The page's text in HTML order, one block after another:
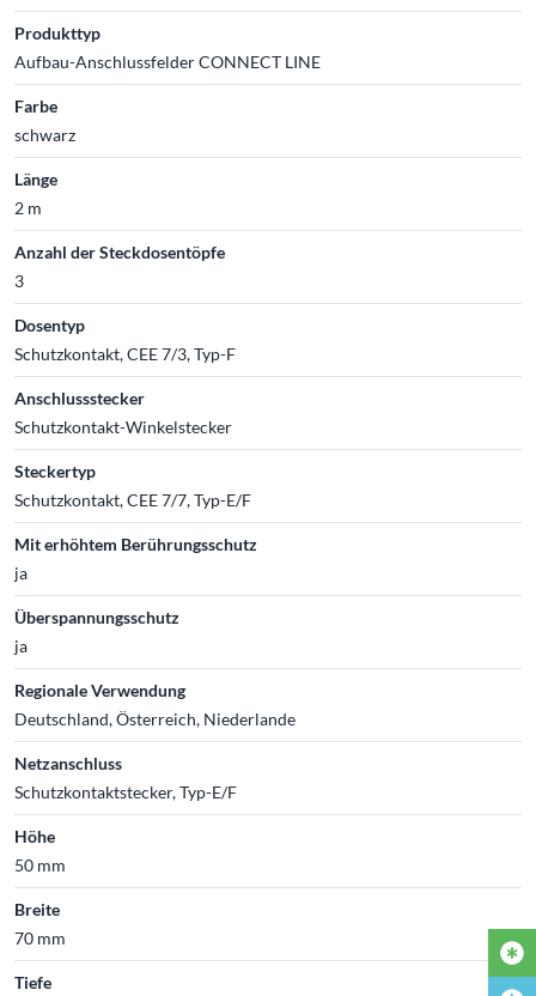
Produkttyp
Aufbau-Anschlussfelder CONNECT LINE
Farbe
schwarz
Länge
2 m
Anzahl der Steckdosentöpfe
3
Dosentyp
Schutzkontakt, CEE 7/3, Typ-F
Anschlussstecker
Schutzkontakt-Winkelstecker
Steckertyp
Schutzkontakt, CEE 7/7, Typ-E/F
Mit erhöhtem Berührungsschutz
ja
Überspannungsschutz
ja
Regionale Verwendung
Deutschland, Österreich, Niederlande
Netzanschluss
Schutzkontaktstecker, Typ-E/F
Höhe
50 mm
Breite
70 mm
Tiefe